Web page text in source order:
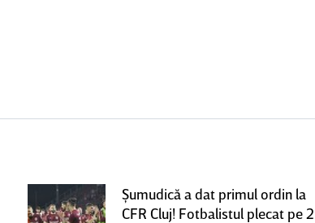
Şumudică a dat primul ordin la
CFR Cluj! Fotbalistul plecat pe 2